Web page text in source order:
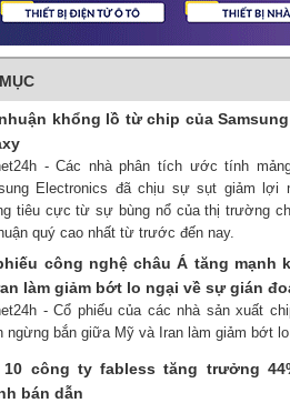
khổng lồ từ chip của
- Các nhà phân tích ước tính
Electronics đã chịu sự sụt giảm lợi
tiêu cực từ sự bùng nổ của thị trường
quý cao nhất từ ​​trước đến nay.
công nghệ châu Á tăng mạnh
làm giảm bớt lo ngại về sự gián
- Cổ phiếu của các nhà sản xuất
ngừng bắn giữa Mỹ và Iran làm giảm bớt
10 công ty fabless tăng trưởng
bán dẫn